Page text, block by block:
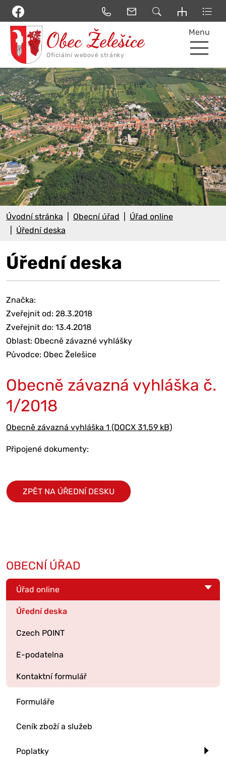
Menu
Úvodní stránka Obecní úřad
Úřad online
Úřední deska
Úřední deska
Značka:
Zveřejnit od: 28.3.2018
Zveřejnit do: 13.4.2018
Oblast: Obecně závazné vyhlášky
Původce: Obec Želešice
Obecně závazná vyhláška č.
1/2018
Obecně závazná vyhláška 1 (DOCX 31.59 kB)
Připojené dokumenty:
ZPĚT NA ÚŘEDNÍ DESKU
OBECNÍ ÚŘAD
Úřad online
Úřední deska
Czech POINT
E-podatelna
Kontaktní formulář
Formuláře
Ceník zboží a služeb
Poplatky